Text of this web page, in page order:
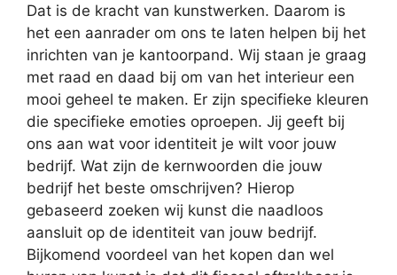
Dat is de kracht van kunstwerken. Daarom is
het een aanrader om ons te laten helpen bij het
inrichten van je kantoorpand. Wij staan je graag
met raad en daad bij om van het interieur een
mooi geheel te maken. Er zijn specifieke kleuren
die specifieke emoties oproepen. Jij geeft bij
ons aan wat voor identiteit je wilt voor jouw
bedrijf. Wat zijn de kernwoorden die jouw
bedrijf het beste omschrijven? Hierop
gebaseerd zoeken wij kunst die naadloos
aansluit op de identiteit van jouw bedrijf.
Bijkomend voordeel van het kopen dan wel